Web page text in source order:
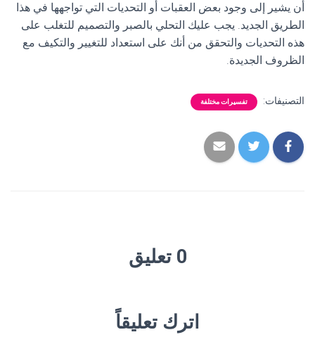
أن يشير إلى وجود بعض العقبات أو التحديات التي تواجهها في هذا
الطريق الجديد. يجب عليك التحلي بالصبر والتصميم للتغلب على
هذه التحديات والتحقق من أنك على استعداد للتغيير والتكيف مع
الظروف الجديدة.
التصنيفات: تفسيرات مختلفة
0 تعليق
اترك تعليقاً